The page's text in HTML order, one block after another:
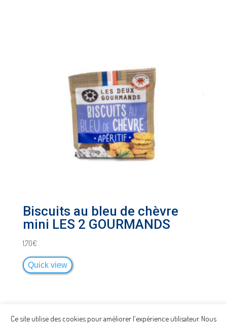
Biscuits au bleu de chèvre
mini LES 2 GOURMANDS
1,70€
Quick view
Ce site utilise des cookies pour améliorer l'expérience utilisateur. Nous